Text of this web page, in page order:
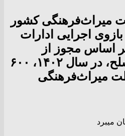
میراث‌فرهنگی کشور
اجرایی ادارات
اساس مجوز از
ستادکل نیروهای مسلح، در سال ۱۴۰۲، ۶۰۰
میراث‌فرهنگی